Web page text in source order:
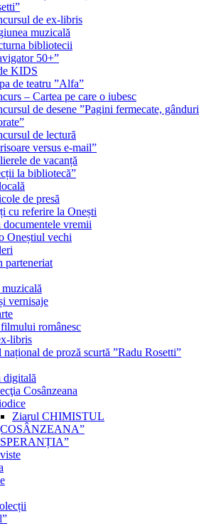
de ex-libris
muzicală
bibliotecii
50+”
KIDS
de teatru ”Alfa”
– Cartea pe care o iubesc
de desene ”Pagini fermecate, gânduri
de lectură
versus e-mail”
de vacanță
la bibliotecă”
de presă
cu referire la Onești
vremii
Oneștiul vechi
parteneriat
vernisaje
românesc
libris
național de proză scurtă ”Radu Rosetti”
digitală
Cosânzeana
Ziarul CHIMISTUL